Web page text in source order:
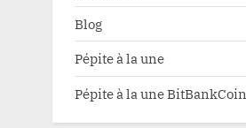
Blog
Pépite à la une
Pépite à la une BitBankCoin